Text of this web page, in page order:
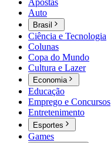
Auto
Brasil
Ciência e Tecnologia
Colunas
Copa do Mundo
Cultura e Lazer
Economia
Educação
Emprego e Concursos
Entretenimento
Esportes
Games